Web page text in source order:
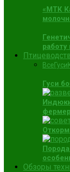
«МТК
ВсеГуси
Гуси
Обзоры